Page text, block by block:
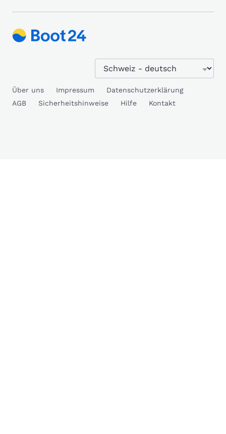
Über uns Impressum
Datenschutzerklärung
AGB
Sicherheitshinweise Hilfe Kontakt